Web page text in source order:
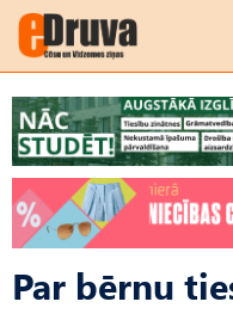
Par bērnu